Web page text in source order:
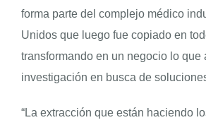
forma parte del complejo médico
Unidos que luego fue copiado en
transformando en un negocio lo que
investigación en busca de
“La extracción que están haciendo